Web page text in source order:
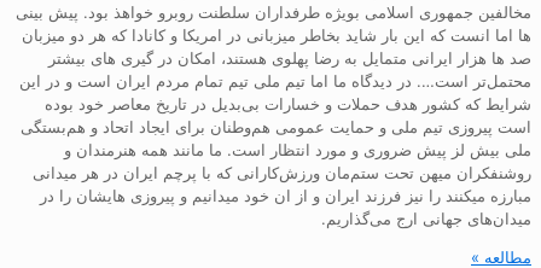
مخالفین جمهوری اسلامی بویژه طرفداران سلطنت روبرو خواهذ بود. پیش بینی
ها اما انست که این بار شاید بخاطر میزبانی در امریکا و کانادا که هر دو میزبان
صد ها هزار ایرانی متمایل به رضا پهلوی هستند، امکان در گیری های بیشتر
محتمل‌تر است…. در دیدگاه ما اما تیم ملی تیم تمام مردم ایران است و در این
شرایط که کشور هدف حملات و خسارات بی‌بدیل در تاریخ معاصر خود بوده
است پیروزی تیم ملی و حمایت عمومی هم‌وطنان برای ایجاد اتحاد و هم‌بستگی
ملی بیش لز پیش ضروری و مورد انتظار است. ما مانند همه هنرمندان و
روشنفکران میهن تحت ستم‌مان ورزش‌کارانی که با پرچم ایران در هر میدانی
مبارزه میکنند را نیز فرزند ایران و از ان خود میدانیم و پیروزی هایشان را در
میدان‌های جهانی ارج می‌گذاریم.
مطالعه »